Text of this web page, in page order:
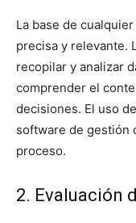
La base de
precisa y relevante.
recopilar y analizar
comprender el
decisiones. El uso
software de gestión
proceso.
2. Evaluación